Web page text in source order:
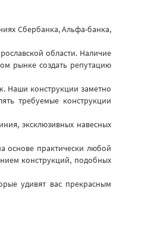
Сбербанка, Альфа-банка,
области. Наличие
рынке создать репутацию
Наши конструкции заметно
требуемые конструкции
эксклюзивных навесных
основе практически любой
конструкций, подобных
удивят вас прекрасным